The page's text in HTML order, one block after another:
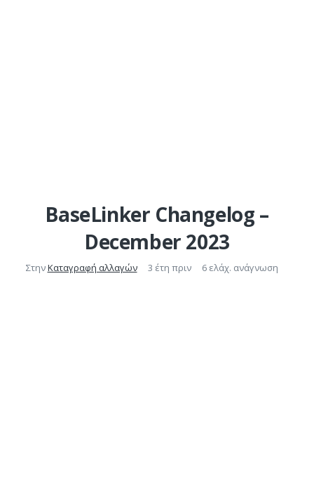
BaseLinker Changelog –
December 2023
ΣτηνΚαταγραφή αλλαγών 3 έτη πριν 6 ελάχ. ανάγνωση